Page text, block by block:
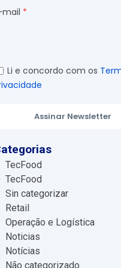
mail
Li e concordo com os
Assinar Newsletter
TecFood
TecFood
Sin categorizar
Retail
Operação e Logística
Noticias
Notícias
Não categorizado